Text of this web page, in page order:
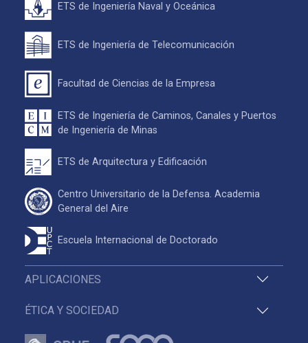
APLICACIONES
ÉTICA Y SOCIEDAD
ETS de Ingeniería Naval y Oceánica
ETS de Ingeniería de Telecomunicación
Facultad de Ciencias de la Empresa
ETS de Ingeniería de Caminos, Canales y Puertos
de Ingeniería de Minas
ETS de Arquitectura y Edificación
Centro Universitario de la Defensa. Academia
General del Aire
Escuela Internacional de Doctorado